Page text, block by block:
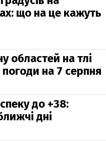
що на це кажуть
областей на тлі
на 7 серпня
до +38:
дні